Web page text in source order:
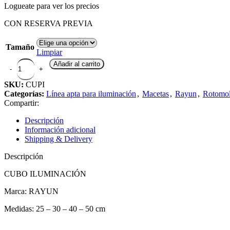
Logueate para ver los precios
CON RESERVA PREVIA
Tamaño
Limpiar
Añadir al carrito
SKU: CUPI
Categorías: Línea apta para iluminación , Macetas, Rayun ,
Compartir:
Descripción
Información adicional
Shipping & Delivery
Descripción
CUBO ILUMINACIÓN
Marca: RAYUN
Medidas: 25 – 30 – 40 – 50 cm